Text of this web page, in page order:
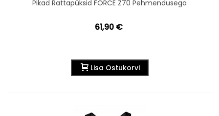
Pikad Rattapüksid FORCE Z70 Pehmendusega
61,90 €
Lisa Ostukorvi